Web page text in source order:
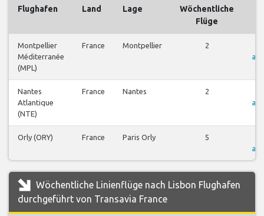
Flughafen Land Lage
Wöchentliche
Flüge
Montpellier
Méditerranée
(MPL)
France Montpellier 2
Nantes
Atlantique
(NTE)
France Nantes 2
Orly (ORY) France Paris Orly 5
Wöchentliche Linienflüge nach Lisbon Flughafen
durchgeführt von Transavia France